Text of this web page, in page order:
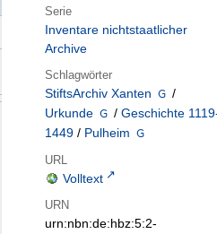
Serie
Inventare nichtstaatlicher
Archive
Schlagwörter
StiftsArchiv Xanten
/
Urkunde
/ Geschichte
1449 / Pulheim
URL
Volltext
URN
urn:nbn:de:hbz:5:2-